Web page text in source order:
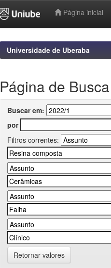
Página inicial
Universidade de Uberaba
Página de Busca
Buscar em:
por
Filtros correntes:
Retornar valores